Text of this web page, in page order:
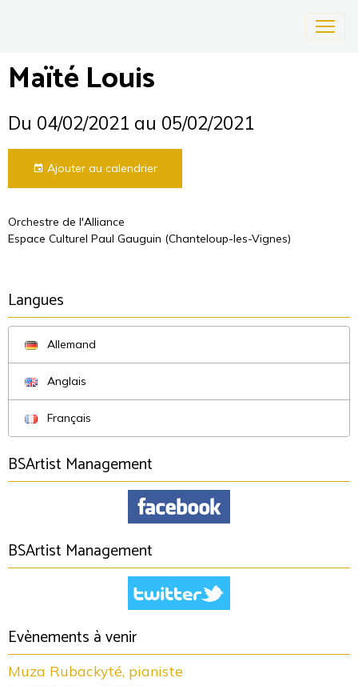
Maïté Louis
Du 04/02/2021 au 05/02/2021
Ajouter au calendrier
Orchestre de l'Alliance
Espace Culturel Paul Gauguin (Chanteloup-les-Vignes)
Langues
Allemand
Anglais
Français
BSArtist Management
BSArtist Management
Evènements à venir
Muza Rubackyté, pianiste